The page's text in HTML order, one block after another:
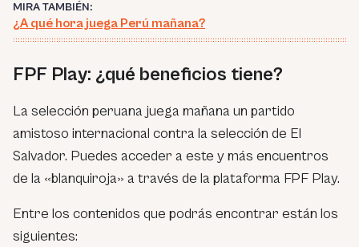
MIRA TAMBIÉN:
¿A qué hora juega Perú mañana?
FPF Play: ¿qué beneficios tiene?
La selección peruana juega mañana un partido
amistoso internacional contra la selección de El
Salvador. Puedes acceder a este y más encuentros
de la «blanquiroja» a través de la plataforma FPF Play.
Entre los contenidos que podrás encontrar están los
siguientes: